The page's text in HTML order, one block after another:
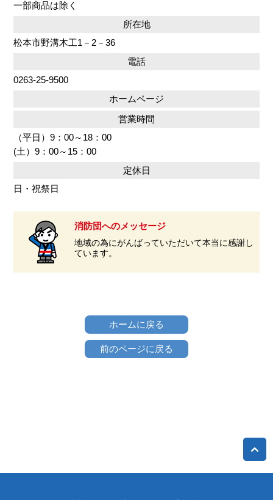
一部商品は除く
所在地
松本市野溝木工1－2－36
電話
0263-25-9500
ホームページ
営業時間
（平日）9：00～18：00
(土）9：00～15：00
定休日
日・祝祭日
消防団へのメッセージ
地域の為にがんばっていただいて本当に感謝し
ています。
ホームに戻る
前のページに戻る